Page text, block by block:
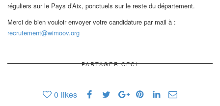
réguliers sur le Pays d’Aix, ponctuels sur le reste du département.
Merci de bien vouloir envoyer votre candidature par mail à :
recrutement@wimoov.org
PARTAGER CECI
0 likes